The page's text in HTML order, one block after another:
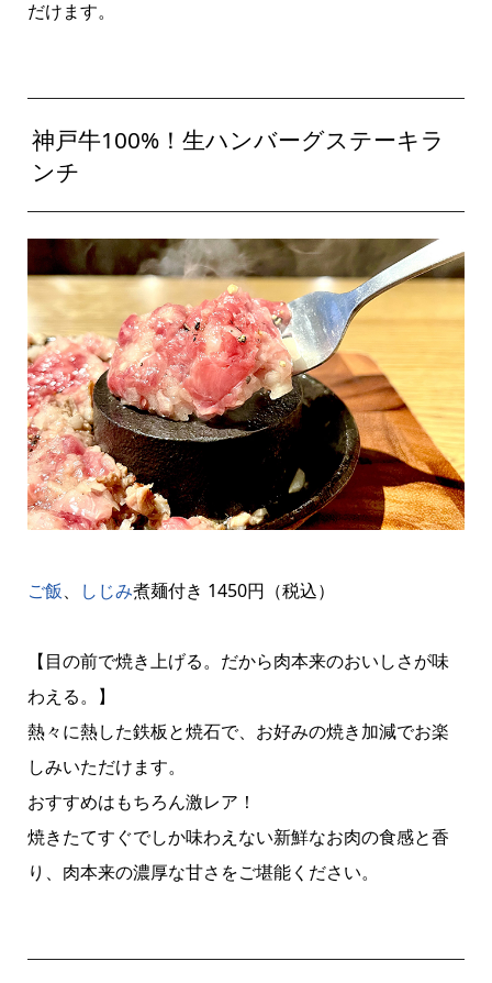
だけます。
神戸牛100%！生ハンバーグステーキラ
ンチ
ご飯、 しじみ煮麺付き 1450円（税込）
【目の前で焼き上げる。だから肉本来のおいしさが味
わえる。】
熱々に熱した鉄板と焼石で、お好みの焼き加減でお楽
しみいただけます。
おすすめはもちろん激レア！
焼きたてすぐでしか味わえない新鮮なお肉の食感と香
り、肉本来の濃厚な甘さをご堪能ください。